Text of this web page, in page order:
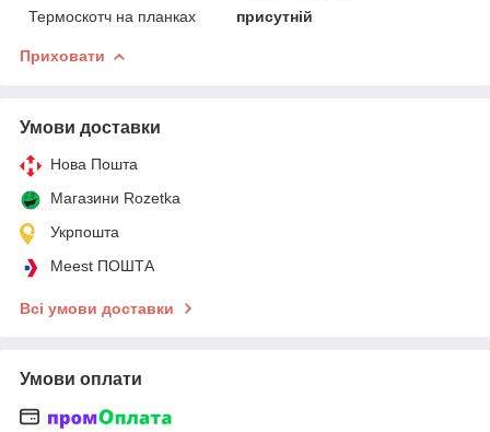
Термоскотч на планках
присутній
Приховати
Умови доставки
Нова Пошта
Магазини Rozetka
Укрпошта
Meest ПОШТА
Всі умови доставки
Умови оплати